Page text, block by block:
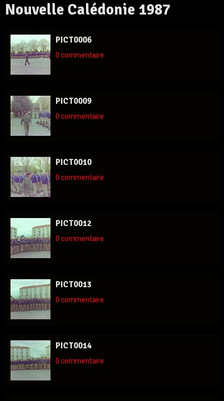
Nouvelle Calédonie 1987
PICT0006
0 commentaire
PICT0009
0 commentaire
PICT0010
0 commentaire
PICT0012
0 commentaire
PICT0013
0 commentaire
PICT0014
0 commentaire